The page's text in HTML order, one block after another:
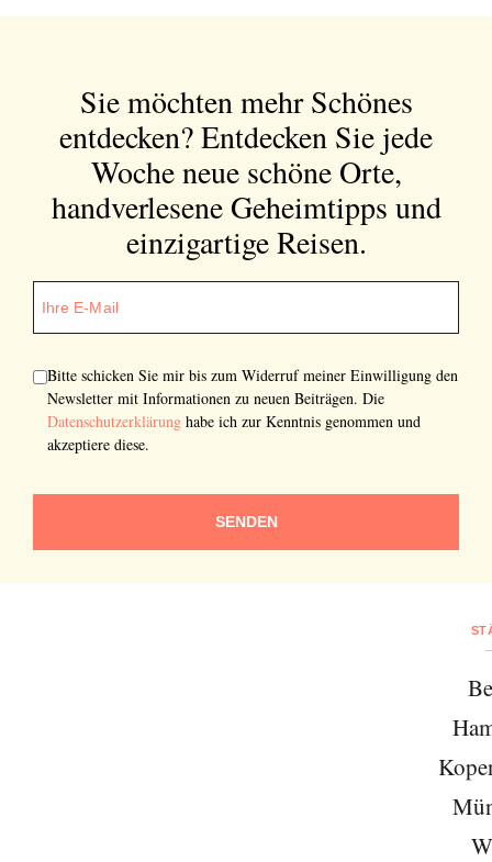
Sie möchten mehr Schönes
entdecken?Entdecken Sie jede
Woche neue schöne Orte,
handverlesene Geheimtipps und
einzigartige Reisen.
Bitte schicken Sie mir bis zum Widerruf meiner Einwilligung den
Newsletter mit Informationen zu neuen Beiträgen. Die
Datenschutzerklärung habe ich zur Kenntnis genommen und
akzeptiere diese.
SENDEN